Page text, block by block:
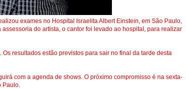
exames no Hospital Israelita Albert Einstein, em São Paulo,
do artista, o cantor foi levado ao hospital, para realizar
resultados estão previstos para sair no final da tarde desta
com a agenda de shows. O próximo compromisso é na sexta-
Paulo.